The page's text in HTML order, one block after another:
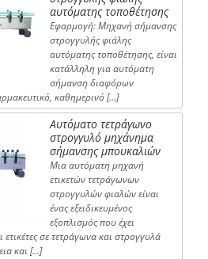
αυτόματης τοποθέτησης
Εφαρμογή: Μηχανή σήμανσης
στρογγυλής φιάλης
αυτόματης τοποθέτησης, είναι
κατάλληλη για αυτόματη
σήμανση διαφόρων
καθημερινό […]
Αυτόματο τετράγωνο
στρογγυλό μηχάνημα
σήμανσης μπουκαλιών
Μια αυτόματη μηχανή
ετικετών τετράγωνων
στρογγυλών φιαλών είναι
ένας εξειδικευμένος
εξοπλισμός που έχει
ετικέτες σε τετράγωνα και στρογγυλά
και […]